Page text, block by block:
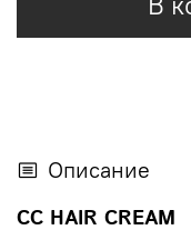
Описание
CC HAIR CREAM